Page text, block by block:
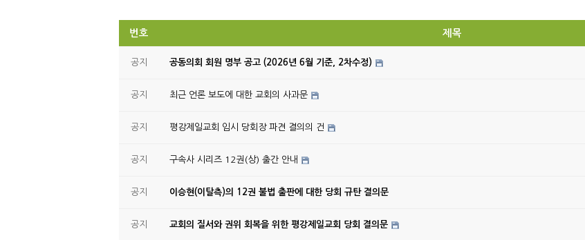
번호 제목
공지 공동의회 회원 명부 공고 (2026년 6월 기준, 2차수정)
공지 최근 언론 보도에 대한 교회의 사과문
공지 평강제일교회 임시 당회장 파견 결의의 건
공지 구속사 시리즈 12권(상) 출간 안내
공지 이승현(이탈측)의 12권 불법 출판에 대한 당회 규탄 결의문
공지 교회의 질서와 권위 회복을 위한 평강제일교회 당회 결의문